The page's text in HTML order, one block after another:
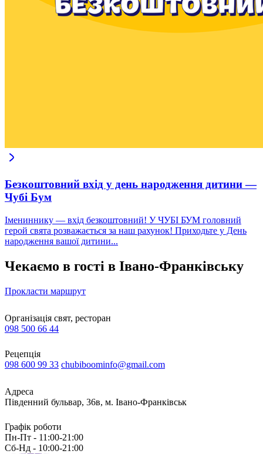
Безкоштовний вхід у день народження дитини —
Чубі Бум
Імениннику — вхід безкоштовний! У ЧУБІ БУМ головний
герой свята розважається за наш рахунок! Приходьте у День
народження вашої дитини...
Чекаємо в гості в Івано-Франківську
Прокласти маршрут
Організація свят, ресторан
098 500 66 44
Рецепція
098 600 99 33 chubiboominfo@gmail.com
Адреса
Південний бульвар, 36в, м. Івано-Франківськ
Графік роботи
Пн-Пт - 11:00-21:00
Сб-Нд - 10:00-21:00